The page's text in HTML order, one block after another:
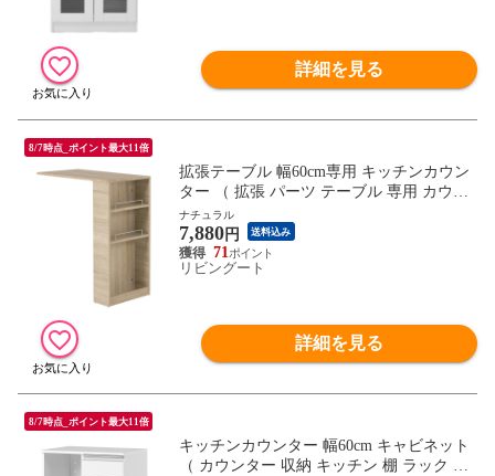
詳細を見る
8/7時点_ポイント最大11倍
拡張テーブル 幅60cm専用 キッチンカウン
ター （ 拡張 パーツ テーブル 専用 カウン
ター 幅60cm用 オプション 追加 組み合わ
せ 可動棚 ） 【ナチュラル】
ナチュラル
7,880円 送料込み
71
リビングート
詳細を見る
8/7時点_ポイント最大11倍
キッチンカウンター 幅60cm キャビネット
（ カウンター 収納 キッチン 棚 ラック 家